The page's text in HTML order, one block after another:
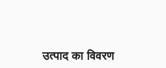
उत्पाद का विवरण